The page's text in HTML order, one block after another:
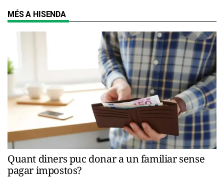
MÉS A HISENDA
Quant diners puc donar a un familiar sense
pagar impostos?